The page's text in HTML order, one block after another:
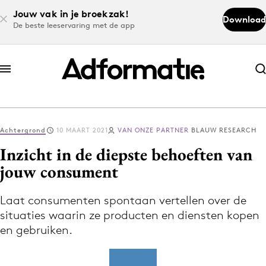
Jouw vak in je broekzak!
De beste leeservaring met de app
Download
Abonneer nu
Abonneer nu
Log in
Volg het laatste nieuws via de Adformatie
Nieuws app
Achtergrond 10 MAART 2021 VAN ONZE PARTNER BLAUW RESEARCH
Inzicht in de diepste behoeften van
jouw consument
Laat consumenten spontaan vertellen over de
situaties waarin ze producten en diensten kopen
en gebruiken.